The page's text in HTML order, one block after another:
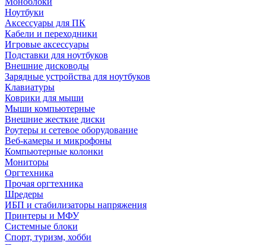
Ноутбуки
Аксессуары для ПК
Кабели и переходники
Игровые аксессуары
Подставки для ноутбуков
Внешние дисководы
Зарядные устройства для ноутбуков
Клавиатуры
Коврики для мыши
Мыши компьютерные
Внешние жесткие диски
Роутеры и сетевое оборудование
Веб-камеры и микрофоны
Компьютерные колонки
Мониторы
Оргтехника
Прочая оргтехника
Шредеры
ИБП и стабилизаторы напряжения
Принтеры и МФУ
Системные блоки
Спорт, туризм, хобби